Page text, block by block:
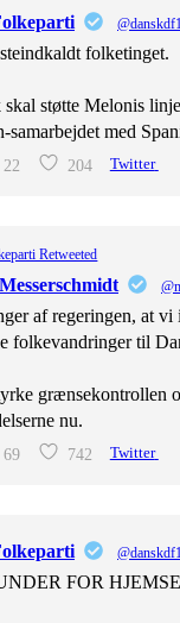
folketinget.
støtte Melonis
samarbejdet med
22 204 Twitter
Retweeted
af regeringen, at vi
folkevandringer til
grænsekontrollen
nu.
69 742 Twitter
FOR